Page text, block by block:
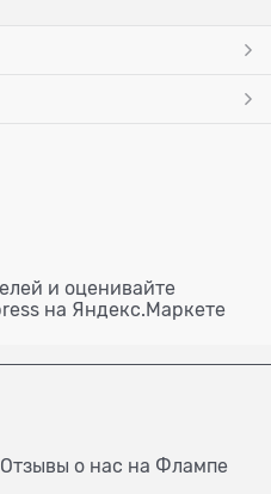
Отзывы о нас на Флампе